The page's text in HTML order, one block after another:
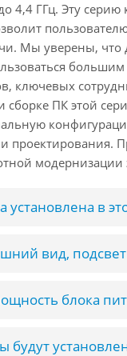
4,4 ГГц. Эту
Мы уверены, что
ключевых
ПК этой
проектирования.
модернизации
установлена в
вид,
блока
будут